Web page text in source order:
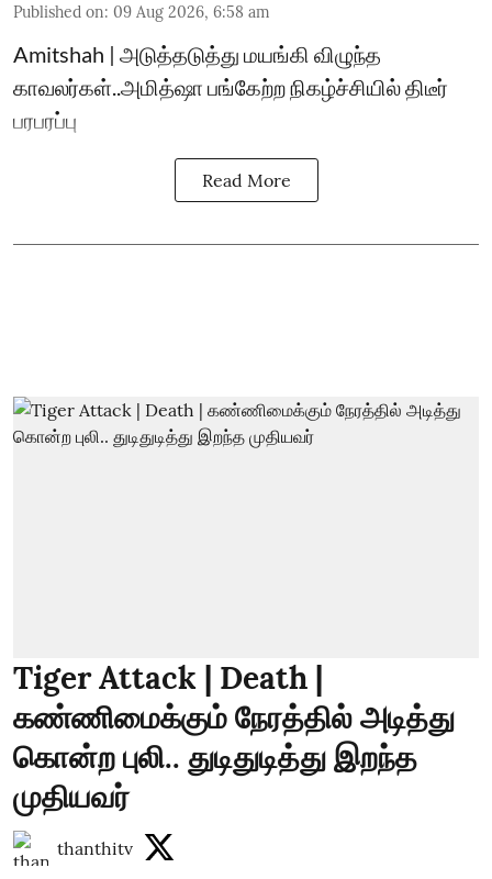
Published on: 09 Aug 2026, 6:58 am
Amitshah | அடுத்தடுத்து மயங்கி விழுந்த
காவலர்கள்..அமித்ஷா பங்கேற்ற நிகழ்ச்சியில் திடீர்
பரபரப்பு
Read More
Tiger Attack | Death |
கண்ணிமைக்கும் நேரத்தில் அடித்து
கொன்ற புலி.. துடிதுடித்து இறந்த
முதியவர்
thanthitv